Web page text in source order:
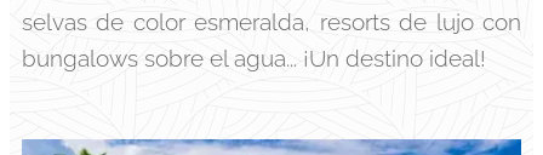
selvas de color esmeralda, resorts de lujo con
bungalows sobre el agua... ¡Un destino ideal!